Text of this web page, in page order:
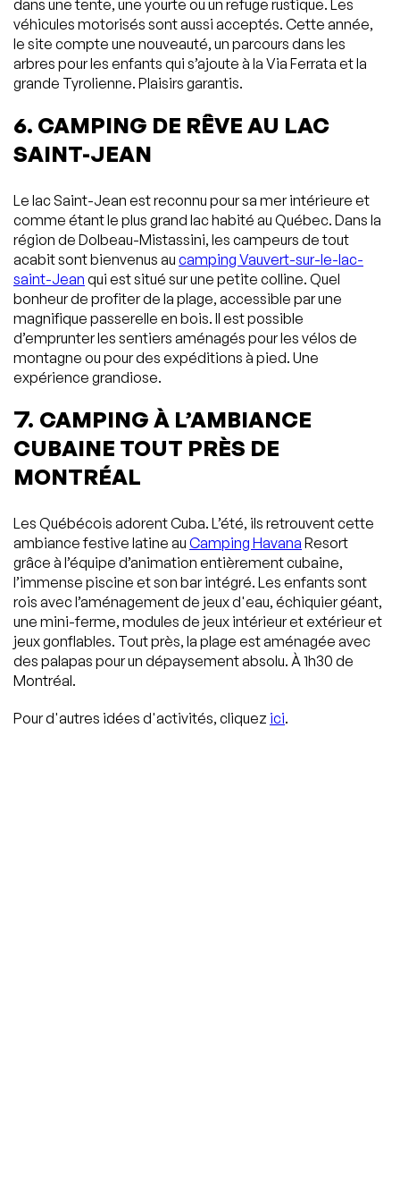
dans une tente, une yourte ou un refuge rustique. Les
véhicules motorisés sont aussi acceptés. Cette année,
le site compte une nouveauté, un parcours dans les
arbres pour les enfants qui s’ajoute à la Via Ferrata et la
grande Tyrolienne. Plaisirs garantis.
6. CAMPING DE RÊVE AU LAC
SAINT-JEAN
Le lac Saint-Jean est reconnu pour sa mer intérieure et
comme étant le plus grand lac habité au Québec. Dans la
région de Dolbeau-Mistassini, les campeurs de tout
acabit sont bienvenus au camping Vauvert-sur-le-lac-
saint-Jean qui est situé sur une petite colline. Quel
bonheur de profiter de la plage, accessible par une
magnifique passerelle en bois. Il est possible
d’emprunter les sentiers aménagés pour les vélos de
montagne ou pour des expéditions à pied. Une
expérience grandiose.
7. CAMPING À L’AMBIANCE
CUBAINE TOUT PRÈS DE
MONTRÉAL
Les Québécois adorent Cuba. L’été, ils retrouvent cette
ambiance festive latine au Camping Havana Resort
grâce à l’équipe d’animation entièrement cubaine,
l’immense piscine et son bar intégré. Les enfants sont
rois avec l’aménagement de jeux d'eau, échiquier géant,
une mini-ferme, modules de jeux intérieur et extérieur et
jeux gonflables. Tout près, la plage est aménagée avec
des palapas pour un dépaysement absolu. À 1h30 de
Montréal.
Pour d'autres idées d'activités, cliquez ici.